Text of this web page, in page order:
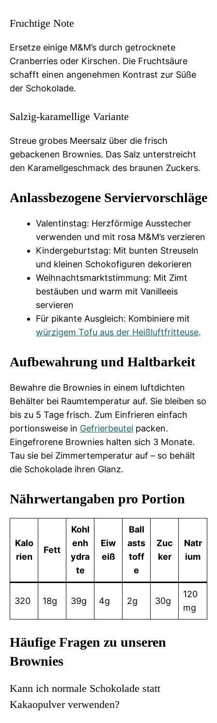
Fruchtige Note
Ersetze einige M&M’s durch getrocknete
Cranberries oder Kirschen. Die Fruchtsäure
schafft einen angenehmen Kontrast zur Süße
der Schokolade.
Salzig-karamellige Variante
Streue grobes Meersalz über die frisch
gebackenen Brownies. Das Salz unterstreicht
den Karamellgeschmack des braunen Zuckers.
Anlassbezogene Serviervorschläge
Valentinstag: Herzförmige Ausstecher
verwenden und mit rosa M&M’s verzieren
Kindergeburtstag: Mit bunten Streuseln
und kleinen Schokofiguren dekorieren
Weihnachtsmarktstimmung: Mit Zimt
bestäuben und warm mit Vanilleeis
servieren
Für pikante Ausgleich: Kombiniere mit
würzigem Tofu aus der Heißluftfritteuse.
Aufbewahrung und Haltbarkeit
Bewahre die Brownies in einem luftdichten
Behälter bei Raumtemperatur auf. Sie bleiben so
bis zu 5 Tage frisch. Zum Einfrieren einfach
portionsweise in Gefrierbeutel packen.
Eingefrorene Brownies halten sich 3 Monate.
Tau sie bei Zimmertemperatur auf – so behält
die Schokolade ihren Glanz.
Nährwertangaben pro Portion
Kalo
rien
Fett
Kohl
enh
ydra
te
Eiw
eiß
Ball
asts
toff
e
Zuc
ker
Natr
ium
320 18g 39g 4g 2g 30g
120
mg
Häufige Fragen zu unseren
Brownies
Kann ich normale Schokolade statt
Kakaopulver verwenden?